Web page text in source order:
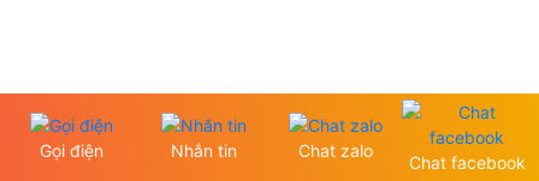
Gọi điện Nhắn tin Chat zalo
Chat facebook